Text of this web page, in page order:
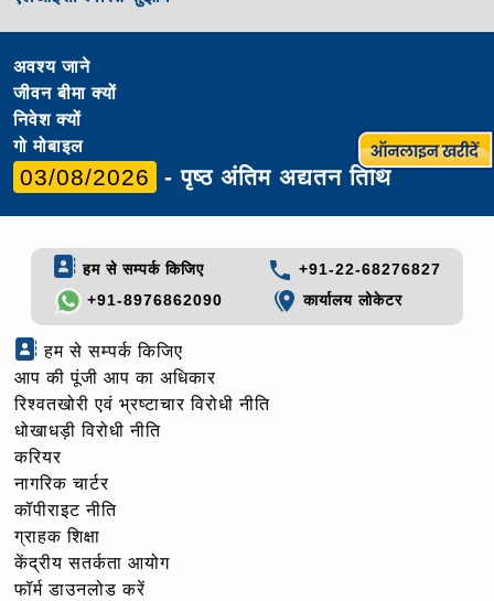
अवश्य जाने
जीवन बीमा क्यों
निवेश क्यों
गो मोबाइल
03/08/2026 - पृष्ठ अंतिम अद्यतन तिथि
हम से सम्पर्क किजिए
+91-22-68276827
+91-8976862090
कार्यालय लोकेटर
हम से सम्पर्क किजिए
आप की पूंजी आप का अधिकार
रिश्वतखोरी एवं भ्रष्टाचार विरोधी नीति
धोखाधड़ी विरोधी नीति
करियर
नागरिक चार्टर
कॉपीराइट नीति
ग्राहक शिक्षा
केंद्रीय सतर्कता आयोग
फॉर्म डाउनलोड करें